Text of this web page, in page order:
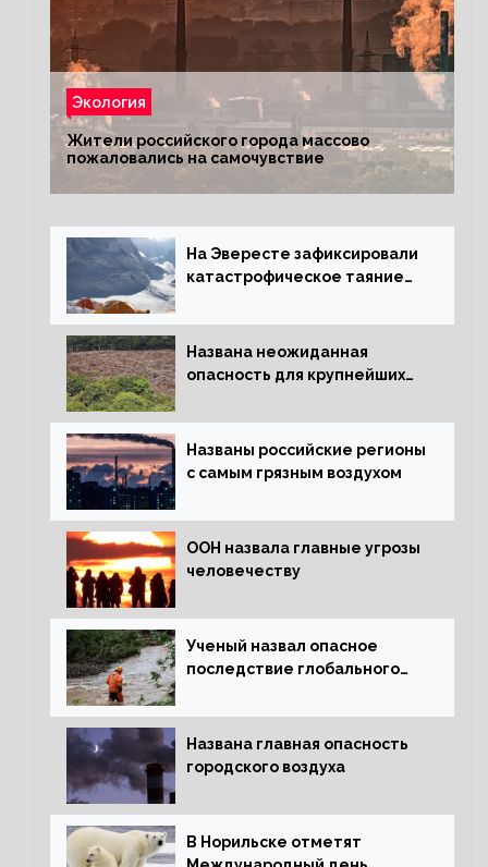
Экология
Жители российского города массово
пожаловались на самочувствие
На Эвересте зафиксировали
катастрофическое таяние
Названа неожиданная
опасность для крупнейших
Названы российские регионы
с самым грязным воздухом
ООН назвала главные угрозы
человечеству
Ученый назвал опасное
последствие глобального
Названа главная опасность
городского воздуха
В Норильске отметят